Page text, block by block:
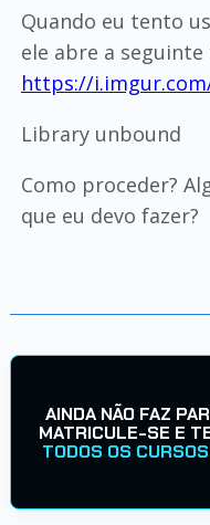
Quando eu tento
ele abre a seguinte
https://
Library unbound
Como proceder?
que eu devo fazer?
AINDA NÃO FAZ
MATRICULE-SE E
TODOS OS CURSOS